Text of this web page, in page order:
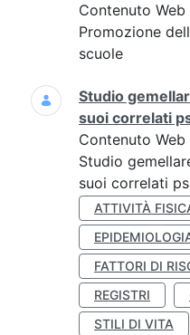
Contenuto Web
Promozione
scuole
Studio
suoi correlati
Contenuto Web
Studio
suoi correlati
ATTIVITÀ
FATTORI DI
REGISTRI
STILI DI VITA